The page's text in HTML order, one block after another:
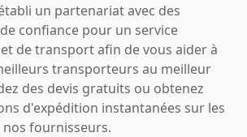
un partenariat avec des
confiance pour un service
de transport afin de vous aider à
transporteurs au meilleur
des devis gratuits ou obtenez
d'expédition instantanées sur les
nos fournisseurs.